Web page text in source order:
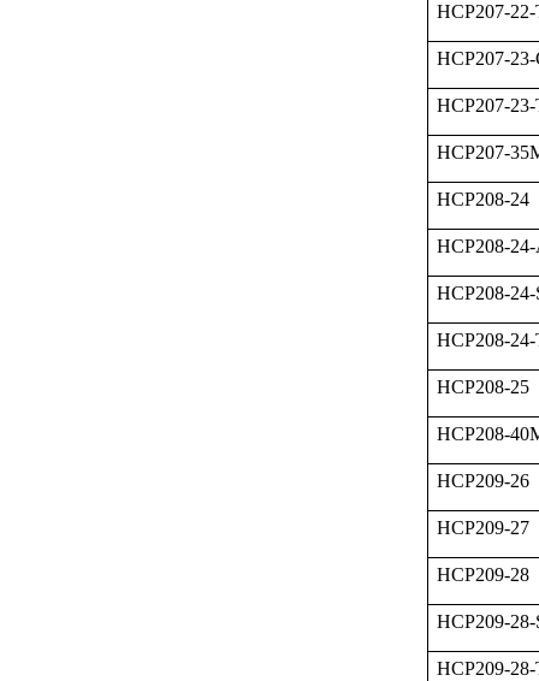
HCP207-
HCP207-
HCP207-
HCP207-
HCP208-24
HCP208-
HCP208-24-
HCP208-
HCP208-25
HCP208-
HCP209-26
HCP209-27
HCP209-28
HCP209-28-
HCP209-